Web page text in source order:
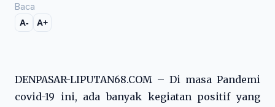
Baca
A- A+
DENPASAR-LIPUTAN68.COM – Di masa Pandemi
covid-19 ini, ada banyak kegiatan positif yang